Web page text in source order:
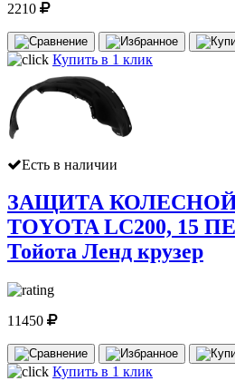
2210
Купить в 1 клик
Есть в наличии
ЗАЩИТА
TOYOTA LC200, 15
Тойота Ленд крузер
11450
Купить в 1 клик